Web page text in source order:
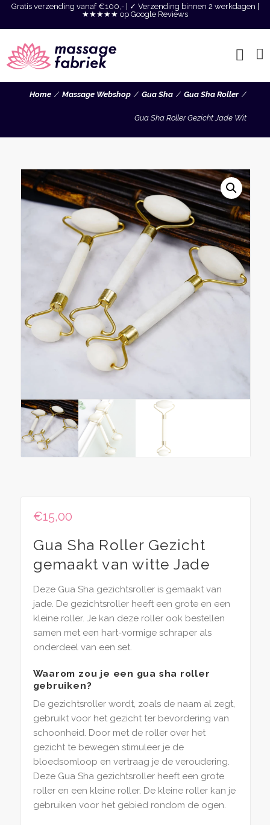
Gratis verzending vanaf €100,- | ✓ Verzending binnen 2 werkdagen |
★★★★★ op Google Reviews
Home Massage Webshop Gua Sha Gua Sha Roller
Gua Sha Roller Gezicht Jade Wit
€15,00
Gua Sha Roller Gezicht
gemaakt van witte Jade
Deze Gua Sha gezichtsroller is gemaakt van
jade. De gezichtsroller heeft een grote en een
kleine roller. Je kan deze roller ook bestellen
samen met een hart-vormige schraper als
onderdeel van een set.
Waarom zou je een gua sha roller
gebruiken?
De gezichtsroller wordt, zoals de naam al zegt,
gebruikt voor het gezicht ter bevordering van
schoonheid. Door met de roller over het
gezicht te bewegen stimuleer je de
bloedsomloop en vertraag je de veroudering.
Deze Gua Sha gezichtsroller heeft een grote
roller en een kleine roller. De kleine roller kan je
gebruiken voor het gebied rondom de ogen.